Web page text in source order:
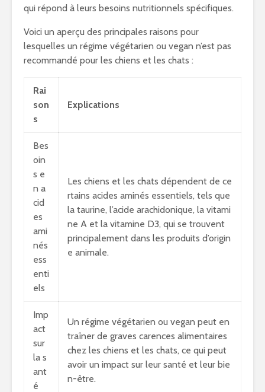
qui répond à leurs besoins nutritionnels spécifiques.
Voici un aperçu des principales raisons pour
lesquelles un régime végétarien ou vegan n’est pas
recommandé pour les chiens et les chats :
Rai
son
s
Explications
Bes
oin
s e
n a
cid
es
ami
nés
ess
enti
els
Les chiens et les chats dépendent de ce
rtains acides aminés essentiels, tels que
la taurine, l’acide arachidonique, la vitami
ne A et la vitamine D3, qui se trouvent
principalement dans les produits d’origin
e animale.
Imp
act
sur
la s
ant
é
Un régime végétarien ou vegan peut en
traîner de graves carences alimentaires
chez les chiens et les chats, ce qui peut
avoir un impact sur leur santé et leur bie
n-être.